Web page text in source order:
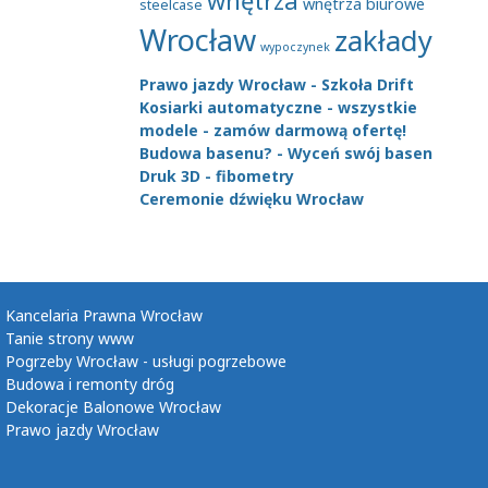
steelcase
Wrocław wypoczynek zakłady
Prawo jazdy Wrocław - Szkoła Drift
Kosiarki automatyczne - wszystkie
modele - zamów darmową ofertę!
Budowa basenu? - Wyceń swój basen
Druk 3D - fibometry
Ceremonie dźwięku Wrocław
Kancelaria Prawna Wrocław
Tanie strony www
Pogrzeby Wrocław - usługi pogrzebowe
Budowa i remonty dróg
Dekoracje Balonowe Wrocław
Prawo jazdy Wrocław